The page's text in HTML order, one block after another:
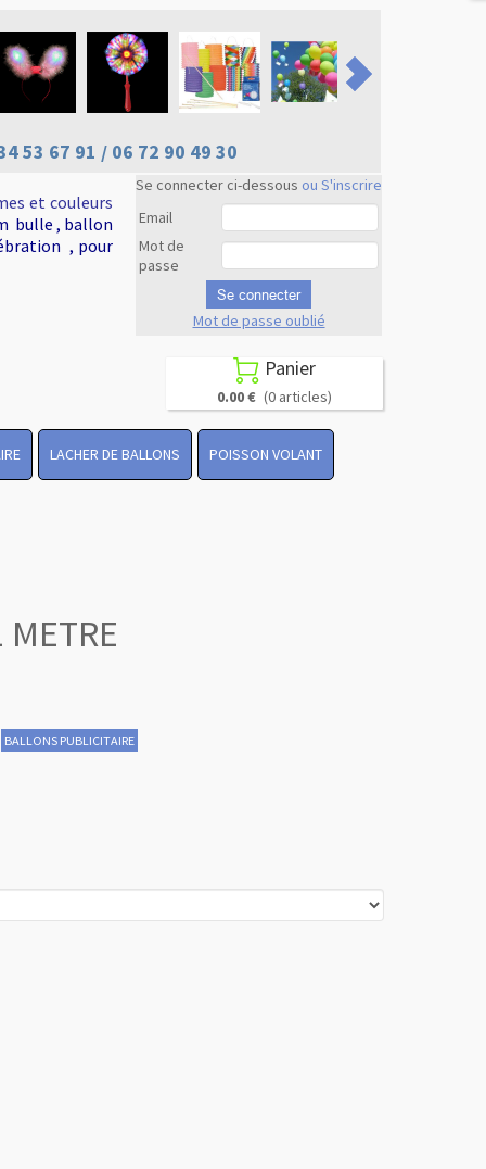
53 67 91 / 06 72 90 49 30
Se connecter ci-dessous ou S'inscrire
Email
Mot de
passe
Se connecter
Mot de passe oublié
et couleurs
bulle , ballon
, pour
 Panier
0.00 € (0 articles)
LACHER DE BALLONS POISSON VOLANT
BALLONS PUBLICITAIRE